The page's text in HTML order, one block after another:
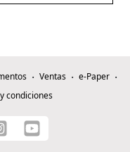
Ventas
e-Paper
condiciones